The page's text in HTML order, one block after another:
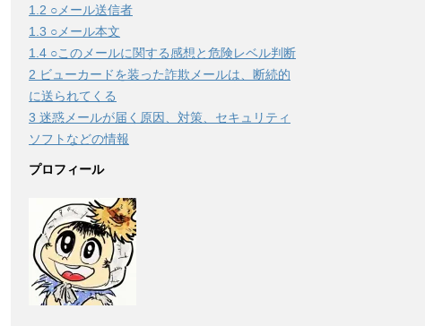
1.2 ○メール送信者
1.3 ○メール本文
1.4 ○このメールに関する感想と危険レベル判断
2 ビューカードを装った詐欺メールは、断続的
に送られてくる
3 迷惑メールが届く原因、対策、セキュリティ
ソフトなどの情報
プロフィール